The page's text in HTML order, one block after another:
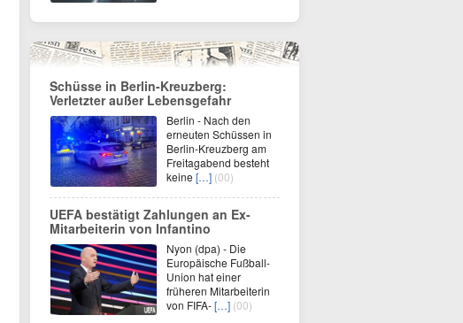
Schüsse in Berlin-Kreuzberg:
Verletzter außer Lebensgefahr
Berlin - Nach den
erneuten Schüssen in
Berlin-Kreuzberg am
Freitagabend besteht
keine […] (00)
UEFA bestätigt Zahlungen an Ex-
Mitarbeiterin von Infantino
Nyon (dpa) - Die
Europäische Fußball-
Union hat einer
früheren Mitarbeiterin
von FIFA-[…] (00)